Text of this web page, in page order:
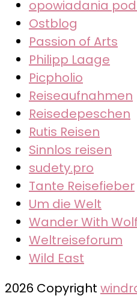
opowiadania
Ostblog
Passion of Arts
Philipp Laage
Picpholio
Reiseaufnahmen
Reisedepeschen
Rutis Reisen
Sinnlos reisen
sudety.pro
Tante Reisefieber
Um die Welt
Wander With Wolf
Weltreiseforum
Wild East
2026 Copyright